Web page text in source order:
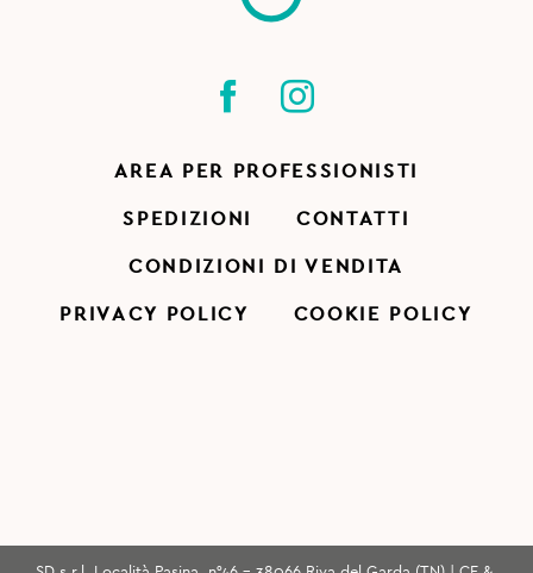
AREA PER PROFESSIONISTI
SPEDIZIONI CONTATTI
CONDIZIONI DI VENDITA
PRIVACY POLICY COOKIE POLICY